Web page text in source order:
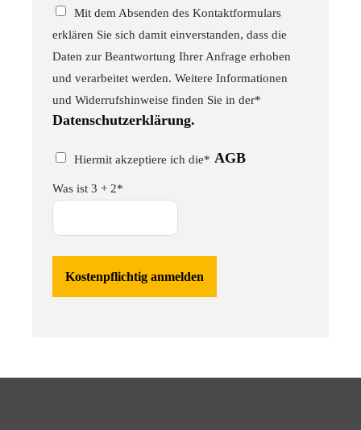
Mit dem Absenden des Kontaktformulars
erklären Sie sich damit einverstanden, dass die
Daten zur Beantwortung Ihrer Anfrage erhoben
und verarbeitet werden. Weitere Informationen
und Widerrufshinweise finden Sie in der*
Datenschutzerklärung.
Hiermit akzeptiere ich die* AGB
Was ist 3 + 2*